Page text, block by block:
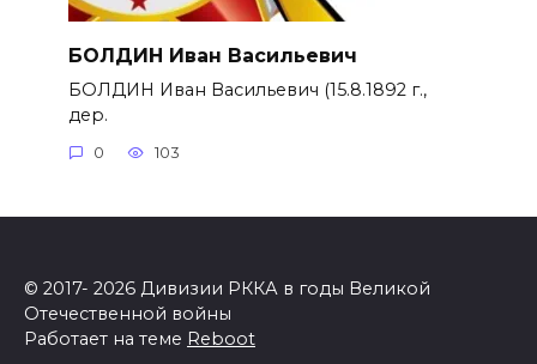
БОЛДИН Иван Васильевич
БОЛДИН Иван Васильевич (15.8.1892 г.,
дер.
0 103
© 2017- 2026 Дивизии РККА в годы Великой
Отечественной войны
Работает на теме Reboot